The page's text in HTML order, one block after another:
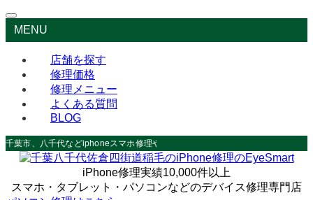
MENU
店舗を探す
修理価格
修理メニュー
よくある質問
BLOG
千葉市、八千代などiphoneスマホ修理やデータ救出なら
iPhone修理実績10,000件以上
スマホ・タブレット・パソコンなどのデバイス修理専門店